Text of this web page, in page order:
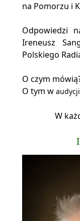
na Pomorzu i
Odpowiedzi
Ireneusz
Polskiego
O czym
O tym w
W